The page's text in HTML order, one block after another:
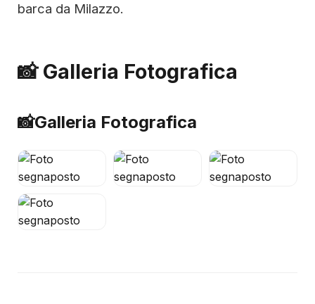
barca da Milazzo.
📸 Galleria Fotografica
📸Galleria Fotografica